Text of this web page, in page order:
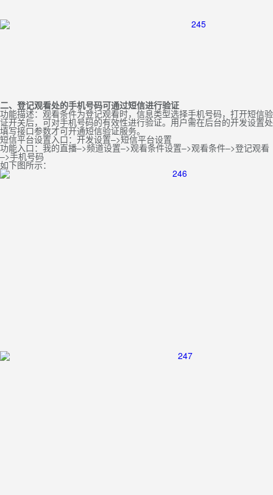
二、登记观看处的手机号码可通过短信进行验证
功能描述：观看条件为登记观看时，信息类型选择手机号码，打开短信验
证开关后，可对手机号码的有效性进行验证。用户需在后台的开发设置处
填写接口参数才可开通短信验证服务。
短信平台设置入口：开发设置–>短信平台设置
功能入口：我的直播–>频道设置–>观看条件设置–>观看条件–>登记观看
–>手机号码
如下图所示：